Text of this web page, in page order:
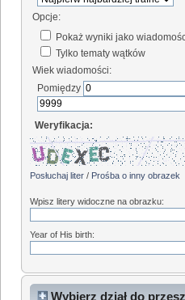
Opcje:
Pokaż wyniki jako
Tylko tematy wątków
Wiek wiadomości:
Pomiędzy
Weryfikacja:
Posłuchaj liter / Prośba o inny obrazek
Wpisz litery widoczne na obrazku:
Year of His birth:
Wybierz dział do